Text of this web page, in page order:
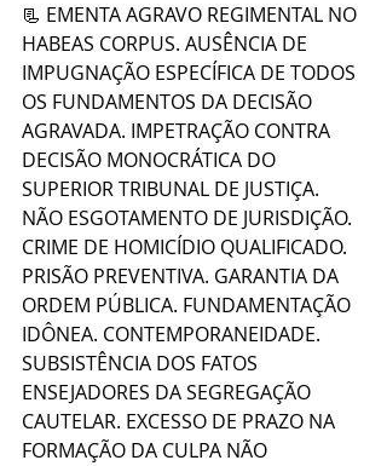
📃 EMENTA AGRAVO REGIMENTAL NO
HABEAS CORPUS. AUSÊNCIA DE
IMPUGNAÇÃO ESPECÍFICA DE TODOS
OS FUNDAMENTOS DA DECISÃO
AGRAVADA. IMPETRAÇÃO CONTRA
DECISÃO MONOCRÁTICA DO
SUPERIOR TRIBUNAL DE JUSTIÇA.
NÃO ESGOTAMENTO DE JURISDIÇÃO.
CRIME DE HOMICÍDIO QUALIFICADO.
PRISÃO PREVENTIVA. GARANTIA DA
ORDEM PÚBLICA. FUNDAMENTAÇÃO
IDÔNEA. CONTEMPORANEIDADE.
SUBSISTÊNCIA DOS FATOS
ENSEJADORES DA SEGREGAÇÃO
CAUTELAR. EXCESSO DE PRAZO NA
FORMAÇÃO DA CULPA NÃO